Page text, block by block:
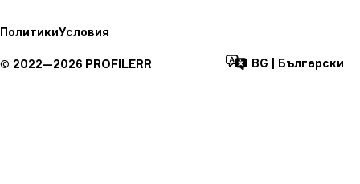
ПолитикиУсловия
© 2022—2026 PROFILERR BG Български